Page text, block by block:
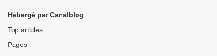
Hébergé par Canalblog
Top articles
Pages